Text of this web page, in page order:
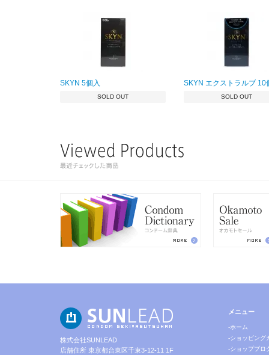
SKYN 5個入
SOLD OUT
SKYN エクストラルブ 10
SOLD OUT
株式会社SUNLEAD
店舗住所 東京都台東区千束3-12-11 1F
メニュー
-ホーム
-ショッピング
-ショップブロ